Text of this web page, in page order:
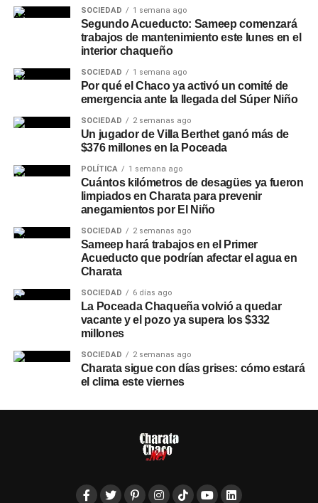
SOCIEDAD 1 semana ago
Segundo Acueducto: Sameep comenzará
trabajos de mantenimiento este lunes en el
interior chaqueño
SOCIEDAD 1 semana ago
Por qué el Chaco ya activó un comité de
emergencia ante la llegada del Súper Niño
SOCIEDAD 2 semanas ago
Un jugador de Villa Berthet ganó más de
$376 millones en la Poceada
POLÍTICA 1 semana ago
Cuántos kilómetros de desagües ya fueron
limpiados en Charata para prevenir
anegamientos por El Niño
SOCIEDAD 2 semanas ago
Sameep hará trabajos en el Primer
Acueducto que podrían afectar el agua en
Charata
SOCIEDAD 6 días ago
La Poceada Chaqueña volvió a quedar
vacante y el pozo ya supera los $332
millones
SOCIEDAD 2 semanas ago
Charata sigue con días grises: cómo estará
el clima este viernes